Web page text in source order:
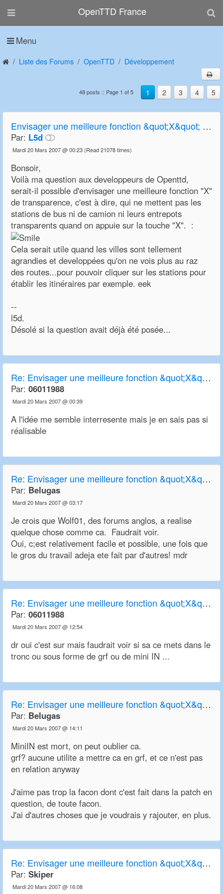
OpenTTD France
Menu
Liste des Forums OpenTTD Développement
1 2 3 4 5
48 posts :: Page 1 of 5
Envisager une meilleure fonction &quot;X&quot; de transparence
Par: L5d
Mardi 20 Mars 2007 @ 00:23 (Read 21078 times)
Bonsoir,
Voilà ma question aux developpeurs de Openttd,
serait-il possible d'envisager une meilleure fonction "X"
de transparence, c'est à dire, qui ne mettent pas les
stations de bus ni de camion ni leurs entrepots
transparents quand on appuie sur la touche "X". :
Cela serait utile quand les villes sont tellement
agrandies et developpées qu'on ne vois plus au raz
des routes...pour pouvoir cliquer sur les stations pour
établir les itinéraires par exemple. eek
--
l5d.
Désolé si la question avait déjà été posée...
Re: Envisager une meilleure fonction &quot;X&quot; de transparence
Par: 06011988
Mardi 20 Mars 2007 @ 00:39
A l'idée me semble interresente mais je en sais pas si
réalisable
Re: Envisager une meilleure fonction &quot;X&quot; de transparence
Par: Belugas
Mardi 20 Mars 2007 @ 03:17
Je crois que Wolf01, des forums anglos, a realise
quelque chose comme ca. Faudrait voir.
Oui, c;est relativement facile et possible, une fois que
le gros du travail adeja ete fait par d'autres! mdr
Re: Envisager une meilleure fonction &quot;X&quot; de transparence
Par: 06011988
Mardi 20 Mars 2007 @ 12:54
dr oui c'est sur mais faudrait voir si sa ce mets dans le
tronc ou sous forme de grf ou de mini IN ...
Re: Envisager une meilleure fonction &quot;X&quot; de transparence
Par: Belugas
Mardi 20 Mars 2007 @ 14:11
MiniIN est mort, on peut oublier ca.
grf? aucune utilite a mettre ca en grf, et ce n'est pas
en relation anyway
J'aime pas trop la facon dont c'est fait dans la patch en
question, de toute facon.
J'ai d'autres choses que je voudrais y rajouter, en plus.
Re: Envisager une meilleure fonction &quot;X&quot; de transparence
Par: Skiper
Mardi 20 Mars 2007 @ 16:08